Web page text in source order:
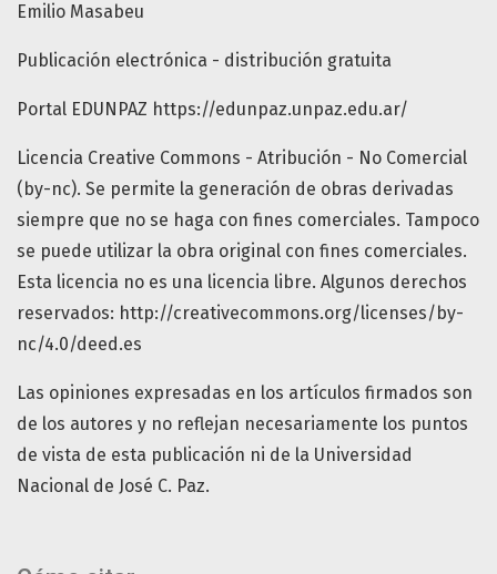
Emilio Masabeu
Publicación electrónica - distribución gratuita
Portal EDUNPAZ https://edunpaz.unpaz.edu.ar/
Licencia Creative Commons - Atribución - No Comercial
(by-nc). Se permite la generación de obras derivadas
siempre que no se haga con fines comerciales. Tampoco
se puede utilizar la obra original con fines comerciales.
Esta licencia no es una licencia libre. Algunos derechos
reservados: http://creativecommons.org/licenses/by-
nc/4.0/deed.es
Las opiniones expresadas en los artículos firmados son
de los autores y no reflejan necesariamente los puntos
de vista de esta publicación ni de la Universidad
Nacional de José C. Paz.